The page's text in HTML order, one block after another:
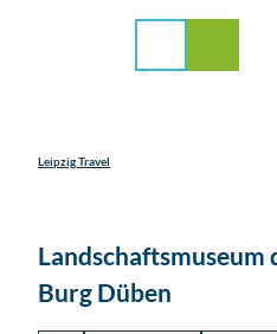
Leipzig Travel
Landschaftsmuseum
Burg Düben